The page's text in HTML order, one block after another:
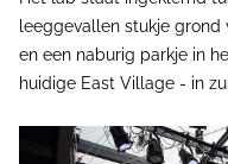
leeggevallen stukje
en een naburig parkje in
huidige East Village - in